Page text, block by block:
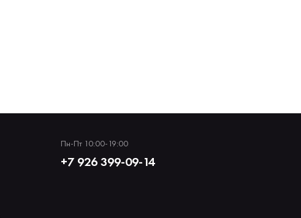
Пн-Пт 10:00-19:00
+7 926 399-09-14